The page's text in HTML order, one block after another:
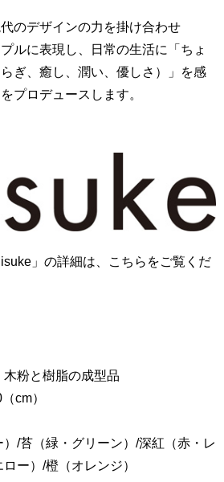
のデザインの力を掛け合わせ
ルに表現し、日常の生活に「ちょ
ぎ、癒し、潤い、優しさ）」を感
プロデュースします。
」の詳細は、こちらをご覧くだ
粉と樹脂の成型品
cm）
/苔（緑・グリーン）/深紅（赤・レ
ー）/橙（オレンジ）